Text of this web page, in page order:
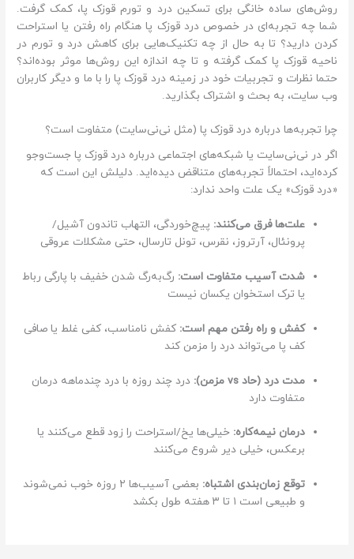
روش‌های ساده خانگی برای تسکین درد و تورم قوزک پا، کمک گرفت.
شما چه تجربه‌ای در خصوص درد قوزک پا هنگام راه رفتن یا استراحت
کردن دارید؟ تا به حال از چه تکنیک‌هایی برای کاهش درد و تورم در
ناحیه قوزک پا کمک گرفته و تا چه اندازه این روش‌ها موثر بوده‌اند؟
حتما نظرات و تجربیات خود در زمینه درد قوزک پا را با ما و دیگر کاربران
وب سایت، به بحث و اشتراک بگذارید.
چرا تجربه‌ها درباره درد قوزک پا (مثل نی‌نی‌سایت) متفاوت است؟
اگر در نی‌نی‌سایت یا شبکه‌های اجتماعی درباره درد قوزک پا جست‌وجو
کرده‌اید، احتمالاً تجربه‌های متناقض دیده‌اید. دلیلش این است که
«درد قوزک» یک علت واحد ندارد:
علت‌ها فرق می‌کنند: پیچ‌خوردگی، التهاب تاندون آشیل/
پرونئال، آرتروز، نقرس، تونل تارسال، حتی مشکلات عروقی
شدت آسیب متفاوت است: رگ‌به‌رگ شدن خفیف با پارگی رباط
یا ترک استخوان یکسان نیست
کفش و راه رفتن مهم است: کفش نامناسب، کفی غلط یا صافی
کف پا می‌تواند درد را مزمن کند
مدت درد (حاد vs مزمن):
درد چند روزه با درد چندماهه درمان
متفاوت دارد
درمان نیمه‌کاره: خیلی‌ها یخ/استراحت را زود قطع می‌کنند یا
برعکس، خیلی دیر شروع می‌کنند
توقع زمان‌بندی اشتباه:
بعضی آسیب‌ها ۲ روزه خوب نمی‌شوند
و طبیعی است ۱ تا ۳ هفته طول بکشد